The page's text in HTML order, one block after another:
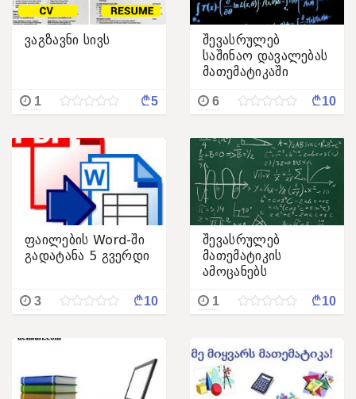
ვაგზავნი სივს
1 ¢5
შევასრულებ
საშინაო დავალებას
მათემატიკაში
6 ¢10
ფაილების Word-ში
გადატანა 5 გვერდი
3 ¢10
შევასრულებ
მათემატიკის
ამოცანებს
1 ¢10